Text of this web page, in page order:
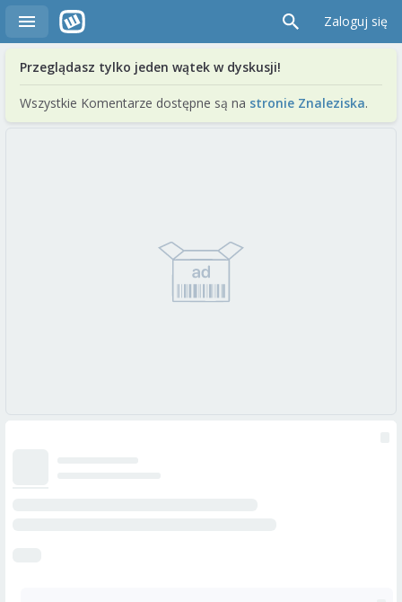
Zaloguj się
Przeglądasz tylko jeden wątek w dyskusji!
Wszystkie Komentarze dostępne są na stronie Znaleziska.